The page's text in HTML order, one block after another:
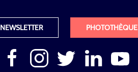
NEWSLETTER PHOTOTHÈQUE